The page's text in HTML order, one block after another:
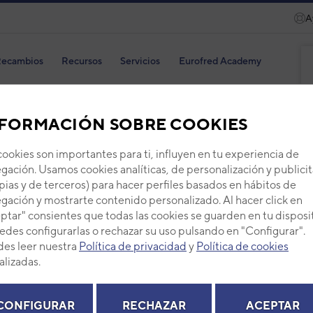
SOBRE COOKIES
son importantes para ti, influyen en tu experiencia de
Usamos cookies analíticas, de personalización y
y de terceros) para hacer perfiles basados en hábitos de
y mostrarte contenido personalizado. Al hacer click en
consientes que todas las cookies se guarden en tu
configurarlas o rechazar su uso pulsando en "Configurar".
leer nuestra Política de privacidad y Política de cookies
RECHAZAR ACEPTAR
Recursos Servicios Eurofred Academy
Código:
Ref.
+ Ver